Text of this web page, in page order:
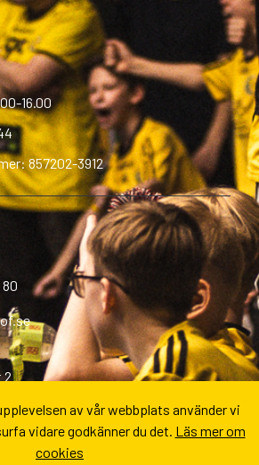
16.00
857202-3912
80
2
av vår webbplats använder vi
vidare godkänner du det. Läs mer om
cookies